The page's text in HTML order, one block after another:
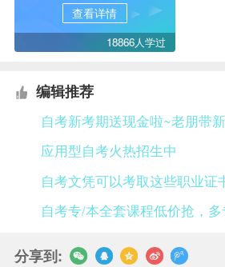
查看详情
18866人学过
编辑推荐
自考新考期送现金啦~老朋带
应用型自考火热招生中
自考文凭可以考取这些职业证
自考专/本全套课程低价抢，
分享到: